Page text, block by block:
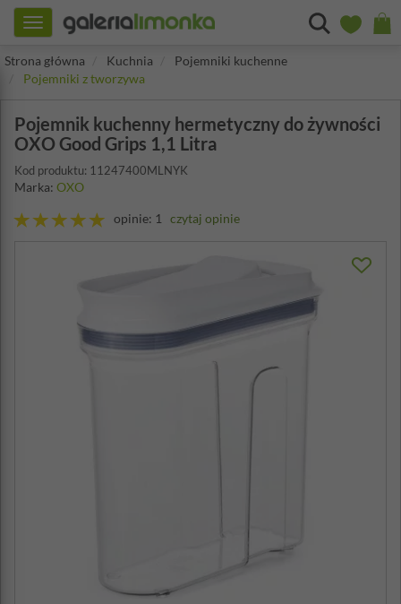
Toggle
navigation
Strona główna
Kuchnia
Pojemniki kuchenne
Pojemniki z tworzywa
Pojemnik kuchenny hermetyczny do żywności
OXO Good Grips 1,1 Litra
Kod produktu: 11247400MLNYK
Marka: OXO
opinie: 1 czytaj opinie